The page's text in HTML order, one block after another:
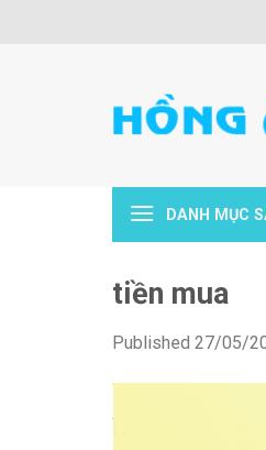
DANH MỤC
tiền mua
Published 27/05/